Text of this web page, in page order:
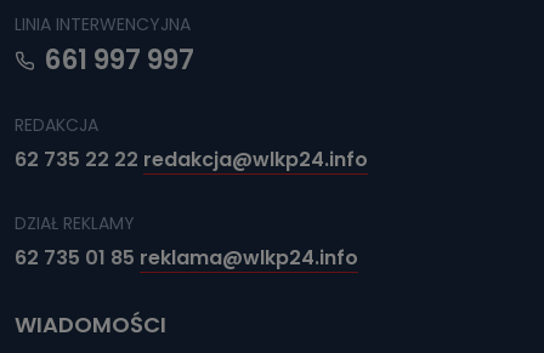
LINIA INTERWENCYJNA
661 997 997
REDAKCJA
62 735 22 22 redakcja@wlkp24.info
DZIAŁ REKLAMY
62 735 01 85 reklama@wlkp24.info
WIADOMOŚCI